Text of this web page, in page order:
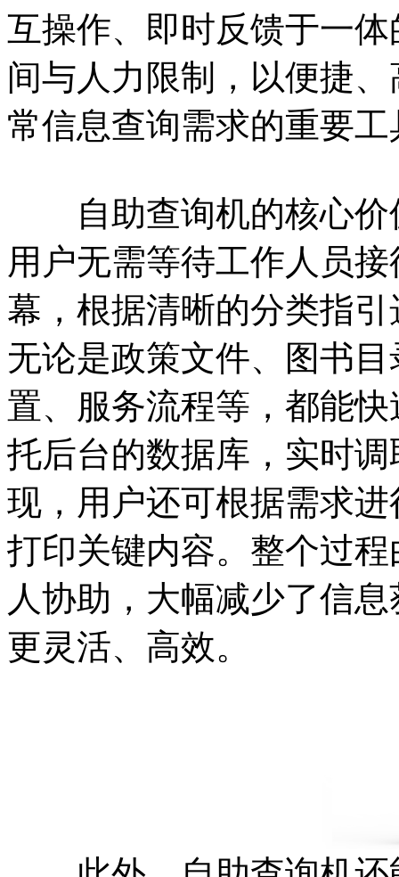
互操作、即时反馈于一
间与人力限制，以便捷
常信息查询需求的重要工
自助查询机的核心价
用户无需等待工作人员
幕，根据清晰的分类指
无论是政策文件、图书
置、服务流程等，都能
托后台的数据库，实时
现，用户还可根据需求
打印关键内容。整个过
人协助，大幅减少了信
更灵活、高效。